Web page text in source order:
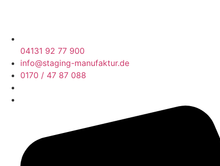
04131 92 77 900
info@staging-manufaktur.de
0170 / 47 87 088